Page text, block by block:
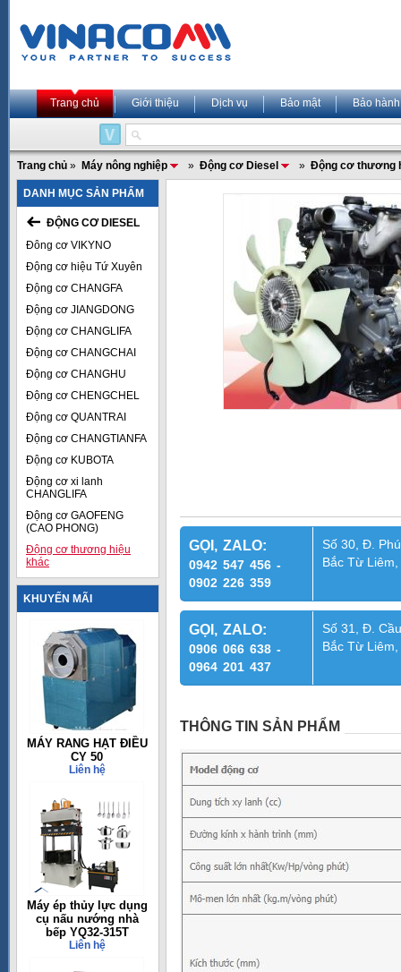
Trang chủ Giới thiệu Dịch vụ Bảo mật Bảo hành
Trang chủ » Máy nông nghiệp » Động cơ Diesel » Động cơ thương
DANH MỤC SẢN PHẨM
ĐỘNG CƠ DIESEL
Đông cơ VIKYNO
Động cơ hiệu Tứ Xuyên
Động cơ CHANGFA
Động cơ JIANGDONG
Động cơ CHANGLIFA
Động cơ CHANGCHAI
Động cơ CHANGHU
Động cơ CHENGCHEL
Động cơ QUANTRAI
Động cơ CHANGTIANFA
Động cơ KUBOTA
Động cơ xi lanh
CHANGLIFA
Động cơ GAOFENG
(CAO PHONG)
Động cơ thương hiệu
khác
KHUYẾN MÃI
MÁY RANG HẠT ĐIỀU
CY 50
Liên hệ
Máy ép thủy lực dụng
cụ nấu nướng nhà
bếp YQ32-315T
Liên hệ
GỌI, ZALO:
0942 547 456 -
0902 226 359
Số 30, Đ.
Bắc Từ
GỌI, ZALO:
0906 066 638 -
0964 201 437
Số 31, Đ.
Bắc Từ
THÔNG TIN SẢN PHẨM